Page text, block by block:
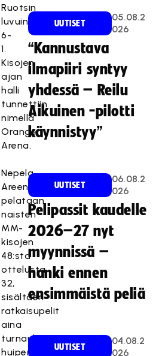
Ruotsin
luvuin
6-
1.
Kisojen
ajan
halli
tunnettiin
nimellä
Orange
Arena.
Nepela
Areenassa
pelataan
naisten
MM-
kisojen
48:sta
ottelusta
32,
sisältäen
ratkaisupelit
aina
turnauksen
huipentavaan
UUTISET
05.08.2
026
“Kannustava
ilmapiiri syntyy
yhdessä – Reilu
Aikuinen -pilotti
käynnistyy”
UUTISET
06.08.2
026
Pelipassit kaudelle
2026–27 nyt
myynnissä –
hanki ennen
ensimmäistä peliä
UUTISET
04.08.2
026